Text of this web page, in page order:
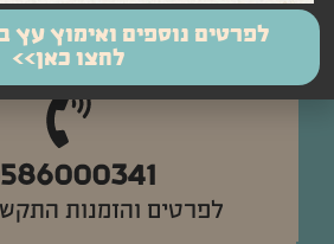
לפרטים והזמנות
לחצו כאן>>